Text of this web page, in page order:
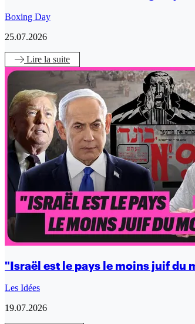
Boxing Day
25.07.2026
Lire la suite
"Israël est le pays le moins juif du
Les Idées
19.07.2026